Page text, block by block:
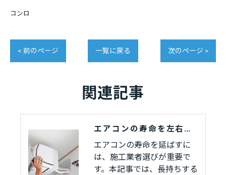
コンロ
< 前のページ 一覧に戻る 次のページ >
関連記事
エアコンの寿命を左右する施工品質とは？
エアコンの寿命を延ばすに
は、施工業者選びが重要で
す。本記事では、長持ちする